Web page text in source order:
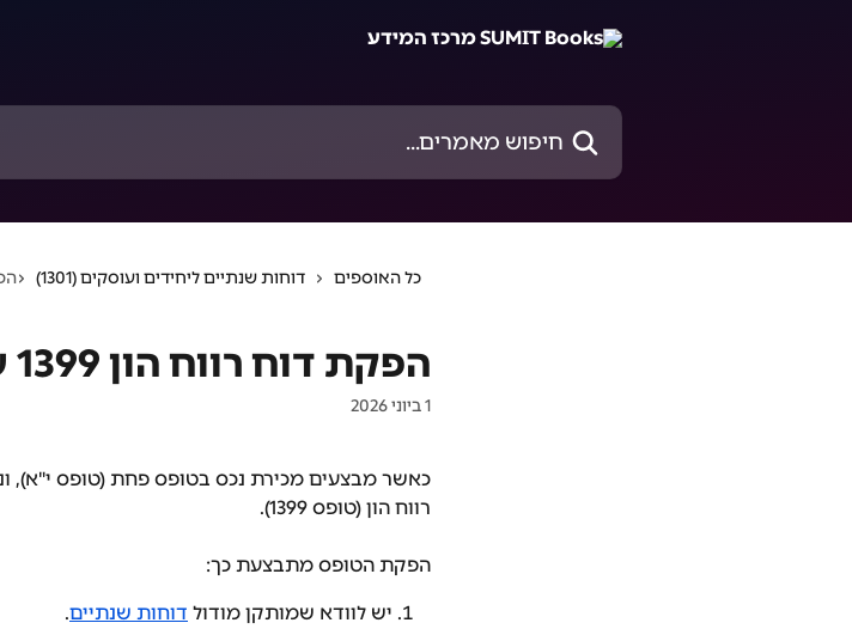
חיפוש מאמרים...
כל האוספים דוחות שנתיים ליחידים ועוסקים (1301)
הפקת דוח רווח הון 1399 עבור מכירת נכסים
1 ביוני 2026
כאשר מבצעים מכירת נכס בטופס פחת (טופס י"א),
רווח הון (טופס 1399).
הפקת הטופס מתבצעת כך:
יש לוודא שמותקן מודול דוחות שנתיים.